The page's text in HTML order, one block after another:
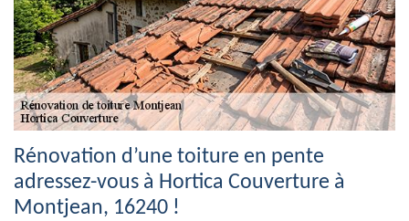
Rénovation d’une toiture en pente
adressez-vous à Hortica Couverture à
Montjean, 16240 !